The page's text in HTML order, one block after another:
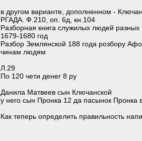
в другом варианте, дополненном -
РГАДА. Ф.210, оп. 6д, кн.104
Разборная книга служилых людей разных
1679-1680 год
Разбор Землянской 188 года розбору
чинам людям
Л.29
По 120 чети денег 8 ру
Данила Матвеев сын Ключанской
у него сын Пронка 12 да пасынок Пронка
Как теперь определить правильность